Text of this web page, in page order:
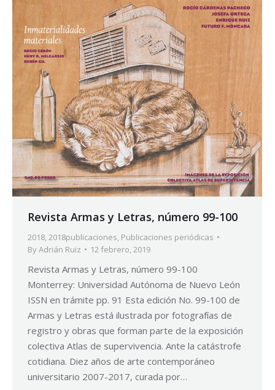
Revista Armas y Letras, número 99-100
2018,2018publicaciones, Publicaciones periódicas
ByAdrián Ruiz 12 febrero, 2019
Revista Armas y Letras, número 99-100
Monterrey: Universidad Autónoma de Nuevo León
ISSN en trámite pp. 91 Esta edición No. 99-100 de
Armas y Letras está ilustrada por fotografías de
registro y obras que forman parte de la exposición
colectiva Atlas de supervivencia. Ante la catástrofe
cotidiana. Diez años de arte contemporáneo
universitario 2007-2017, curada por…